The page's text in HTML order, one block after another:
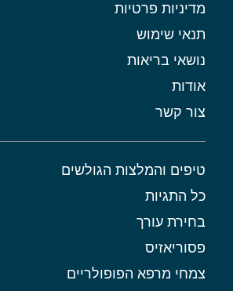
מדיניות פרטיות
תנאי שימוש
נושאי בריאות
אודות
צור קשר
טיפים והמלצות הגולשים
כל התגיות
בחירת עורך
פסוריאזיס
צמחי מרפא הפופולריים